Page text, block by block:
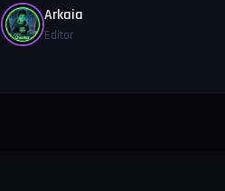
Arkaia
Editor